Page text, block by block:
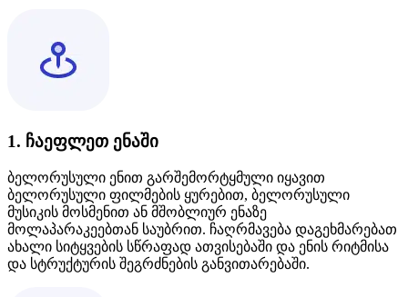
1. ჩაეფლეთ ენაში
ბელორუსული ენით გარშემორტყმული იყავით
ბელორუსული ფილმების ყურებით, ბელორუსული
მუსიკის მოსმენით ან მშობლიურ ენაზე
მოლაპარაკეებთან საუბრით. ჩაღრმავება დაგეხმარებათ
ახალი სიტყვების სწრაფად ათვისებაში და ენის რიტმისა
და სტრუქტურის შეგრძნების განვითარებაში.